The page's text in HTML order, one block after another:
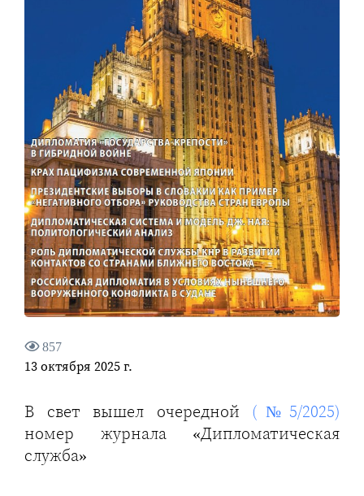
857
13 октября 2025 г.
В свет вышел очередной (№5/2025)
номер журнала «Дипломатическая
служба»